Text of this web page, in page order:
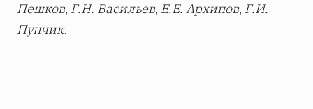
Пешков, Г.Н. Васильев, Е.Е. Архипов, Г.И.
Пунчик.